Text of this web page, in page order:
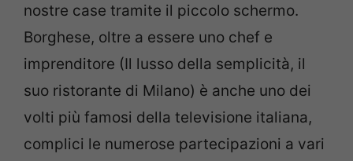
nostre case tramite il piccolo schermo.
Borghese, oltre a essere uno chef e
imprenditore (Il lusso della semplicità, il
suo ristorante di Milano) è anche uno dei
volti più famosi della televisione italiana,
complici le numerose partecipazioni a vari